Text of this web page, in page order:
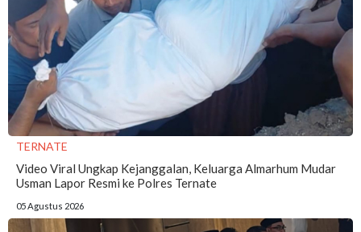
TERNATE
Video Viral Ungkap Kejanggalan, Keluarga Almarhum Mudar
Usman Lapor Resmi ke Polres Ternate
05 Agustus 2026